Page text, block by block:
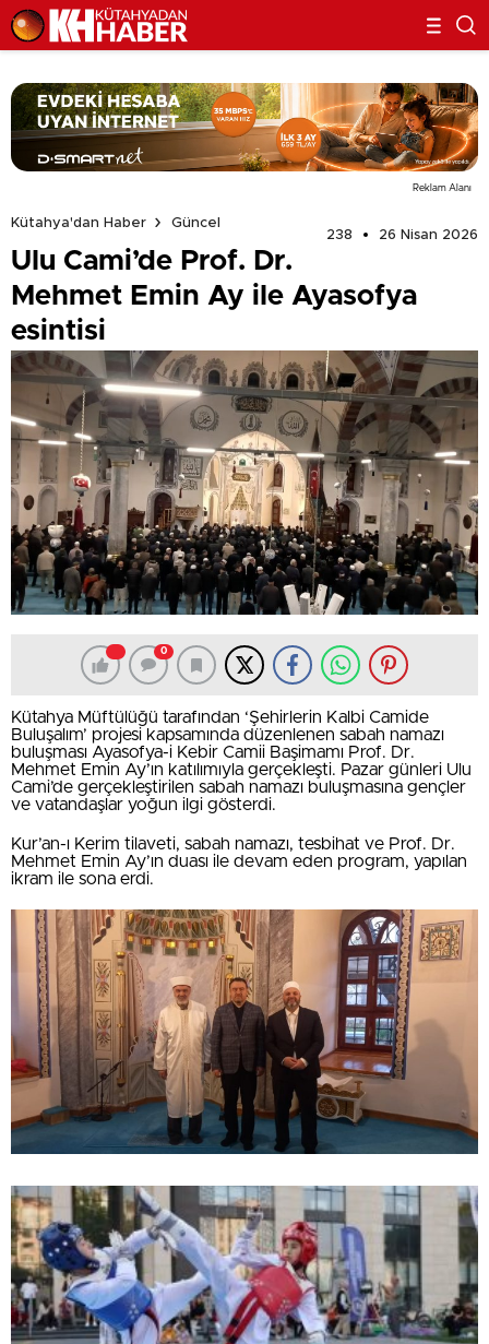
Reklam Alanı
Kütahya'dan Haber
Güncel
238
26 Nisan 2026
Ulu Cami’de Prof. Dr.
Mehmet Emin Ay ile Ayasofya
esintisi
0
Kütahya Müftülüğü tarafından ‘Şehirlerin Kalbi Camide
Buluşalım’ projesi kapsamında düzenlenen sabah namazı
buluşması Ayasofya-i Kebir Camii Başimamı Prof. Dr.
Mehmet Emin Ay’ın katılımıyla gerçekleşti. Pazar günleri Ulu
Cami’de gerçekleştirilen sabah namazı buluşmasına gençler
ve vatandaşlar yoğun ilgi gösterdi.
Kur’an-ı Kerim tilaveti, sabah namazı, tesbihat ve Prof. Dr.
Mehmet Emin Ay’ın duası ile devam eden program, yapılan
ikram ile sona erdi.